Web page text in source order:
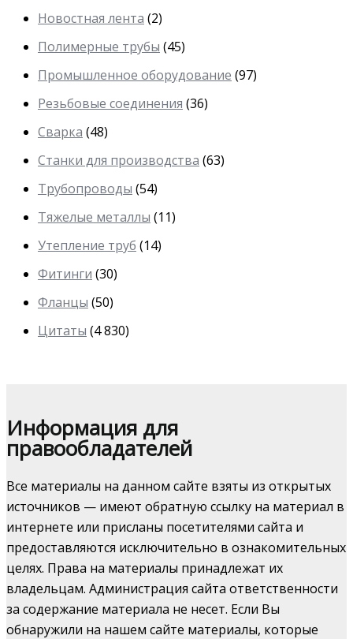
Новостная лента (2)
Полимерные трубы (45)
Промышленное оборудование (97)
Резьбовые соединения (36)
Сварка (48)
Станки для производства (63)
Трубопроводы (54)
Тяжелые металлы (11)
Утепление труб (14)
Фитинги (30)
Фланцы (50)
Цитаты (4 830)
Информация для
правообладателей
Все материалы на данном сайте взяты из открытых
источников — имеют обратную ссылку на материал в
интернете или присланы посетителями сайта и
предоставляются исключительно в ознакомительных
целях. Права на материалы принадлежат их
владельцам. Администрация сайта ответственности
за содержание материала не несет. Если Вы
обнаружили на нашем сайте материалы, которые